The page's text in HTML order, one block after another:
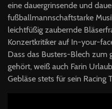
eine dauergrinsende und
fußballmannschaftstarke
leichtfüßig zaubernde
Konzertkritiker auf In-your-
Dass das Busters-Blech
gehört, weiß auch Farin
Gebläse stets für sein Racing